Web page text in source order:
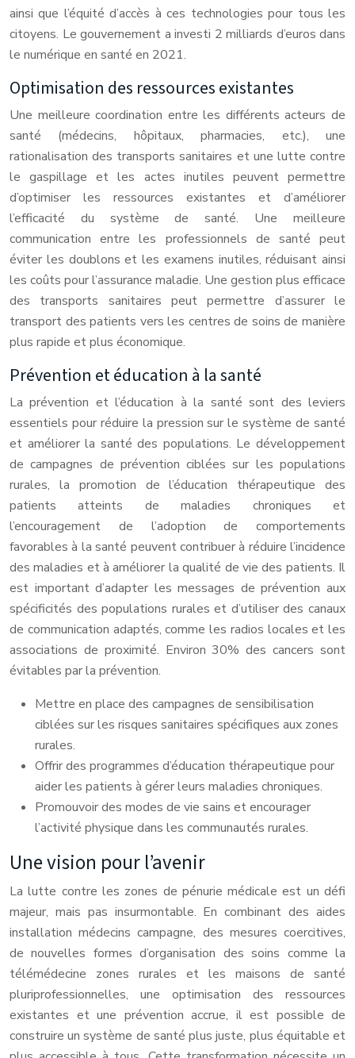
ainsi que l’équité d’accès à ces technologies pour tous les
citoyens. Le gouvernement a investi 2 milliards d’euros dans
le numérique en santé en 2021.
Optimisation des ressources existantes
Une meilleure coordination entre les différents acteurs de
santé (médecins, hôpitaux, pharmacies, etc.), une
rationalisation des transports sanitaires et une lutte contre
le gaspillage et les actes inutiles peuvent permettre
d’optimiser les ressources existantes et d’améliorer
l’efficacité du système de santé. Une meilleure
communication entre les professionnels de santé peut
éviter les doublons et les examens inutiles, réduisant ainsi
les coûts pour l’assurance maladie. Une gestion plus efficace
des transports sanitaires peut permettre d’assurer le
transport des patients vers les centres de soins de manière
plus rapide et plus économique.
Prévention et éducation à la santé
La prévention et l’éducation à la santé sont des leviers
essentiels pour réduire la pression sur le système de santé
et améliorer la santé des populations. Le développement
de campagnes de prévention ciblées sur les populations
rurales, la promotion de l’éducation thérapeutique des
patients atteints de maladies chroniques et
l’encouragement de l’adoption de comportements
favorables à la santé peuvent contribuer à réduire l’incidence
des maladies et à améliorer la qualité de vie des patients. Il
est important d’adapter les messages de prévention aux
spécificités des populations rurales et d’utiliser des canaux
de communication adaptés, comme les radios locales et les
associations de proximité. Environ 30% des cancers sont
évitables par la prévention.
Mettre en place des campagnes de sensibilisation
ciblées sur les risques sanitaires spécifiques aux zones
rurales.
Offrir des programmes d’éducation thérapeutique pour
aider les patients à gérer leurs maladies chroniques.
Promouvoir des modes de vie sains et encourager
l’activité physique dans les communautés rurales.
Une vision pour l’avenir
La lutte contre les zones de pénurie médicale est un défi
majeur, mais pas insurmontable. En combinant des aides
installation médecins campagne, des mesures coercitives,
de nouvelles formes d’organisation des soins comme la
télémédecine zones rurales et les maisons de santé
pluriprofessionnelles, une optimisation des ressources
existantes et une prévention accrue, il est possible de
construire un système de santé plus juste, plus équitable et